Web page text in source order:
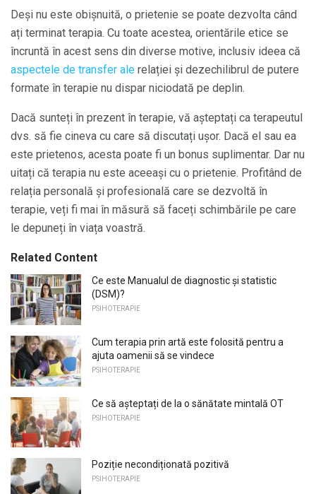
Deși nu este obișnuită, o prietenie se poate dezvolta când
ați terminat terapia. Cu toate acestea, orientările etice se
încruntă în acest sens din diverse motive, inclusiv ideea că
aspectele de transfer ale relației și dezechilibrul de putere
formate în terapie nu dispar niciodată pe deplin.
Dacă sunteți în prezent în terapie, vă așteptați ca terapeutul
dvs. să fie cineva cu care să discutați ușor. Dacă el sau ea
este prietenos, acesta poate fi un bonus suplimentar. Dar nu
uitați că terapia nu este aceeași cu o prietenie. Profitând de
relația personală și profesională care se dezvoltă în
terapie, veți fi mai în măsură să faceți schimbările pe care
le depuneți în viața voastră.
Related Content
Ce este Manualul de diagnostic și statistic
(DSM)?
PSIHOTERAPIE
Cum terapia prin artă este folosită pentru a
ajuta oamenii să se vindece
PSIHOTERAPIE
Ce să așteptați de la o sănătate mintală OT
PSIHOTERAPIE
Poziție necondiționată pozitivă
PSIHOTERAPIE